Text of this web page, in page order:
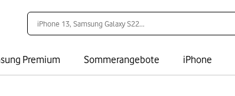
Premium Sommerangebote iPhone